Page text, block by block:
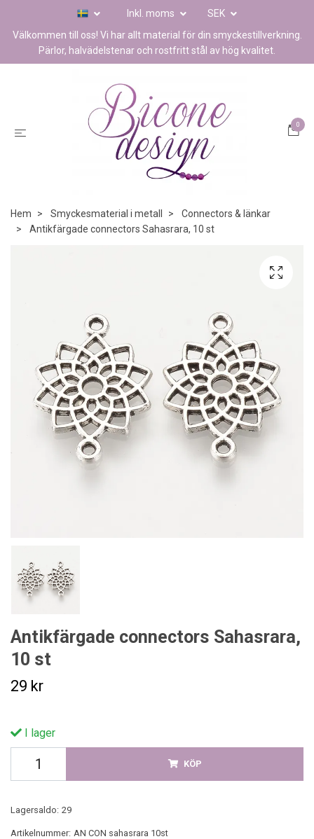
Inkl. moms
SEK
Välkommen till oss! Vi har allt material för din smyckestillverkning.
Pärlor, halvädelstenar och rostfritt stål av hög kvalitet.
0
Hem Smyckesmaterial i metall
Connectors & länkar
Antikfärgade connectors Sahasrara, 10 st
Antikfärgade connectors Sahasrara,
10 st
29 kr
I lager
KÖP
Lagersaldo: 29
Artikelnummer: AN CON sahasrara 10st